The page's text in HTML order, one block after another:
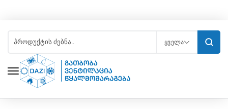
ᲧᲕᲔᲚᲐ